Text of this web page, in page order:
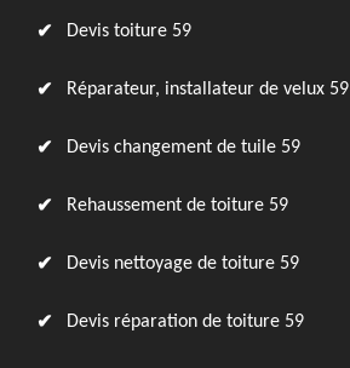
Devis toiture 59
Réparateur, installateur de velux 59
Devis changement de tuile 59
Rehaussement de toiture 59
Devis nettoyage de toiture 59
Devis réparation de toiture 59